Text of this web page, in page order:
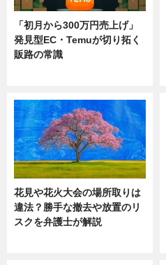
「初月から300万円売上げ」
発見型EC・Temuが切り拓く
販路の常識
花見や花火大会の場所取りは
違法？勝手な撤去や放置のリ
スクを弁護士が解説